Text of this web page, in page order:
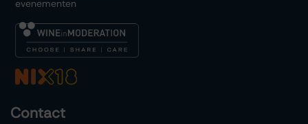
evenementen
Contact